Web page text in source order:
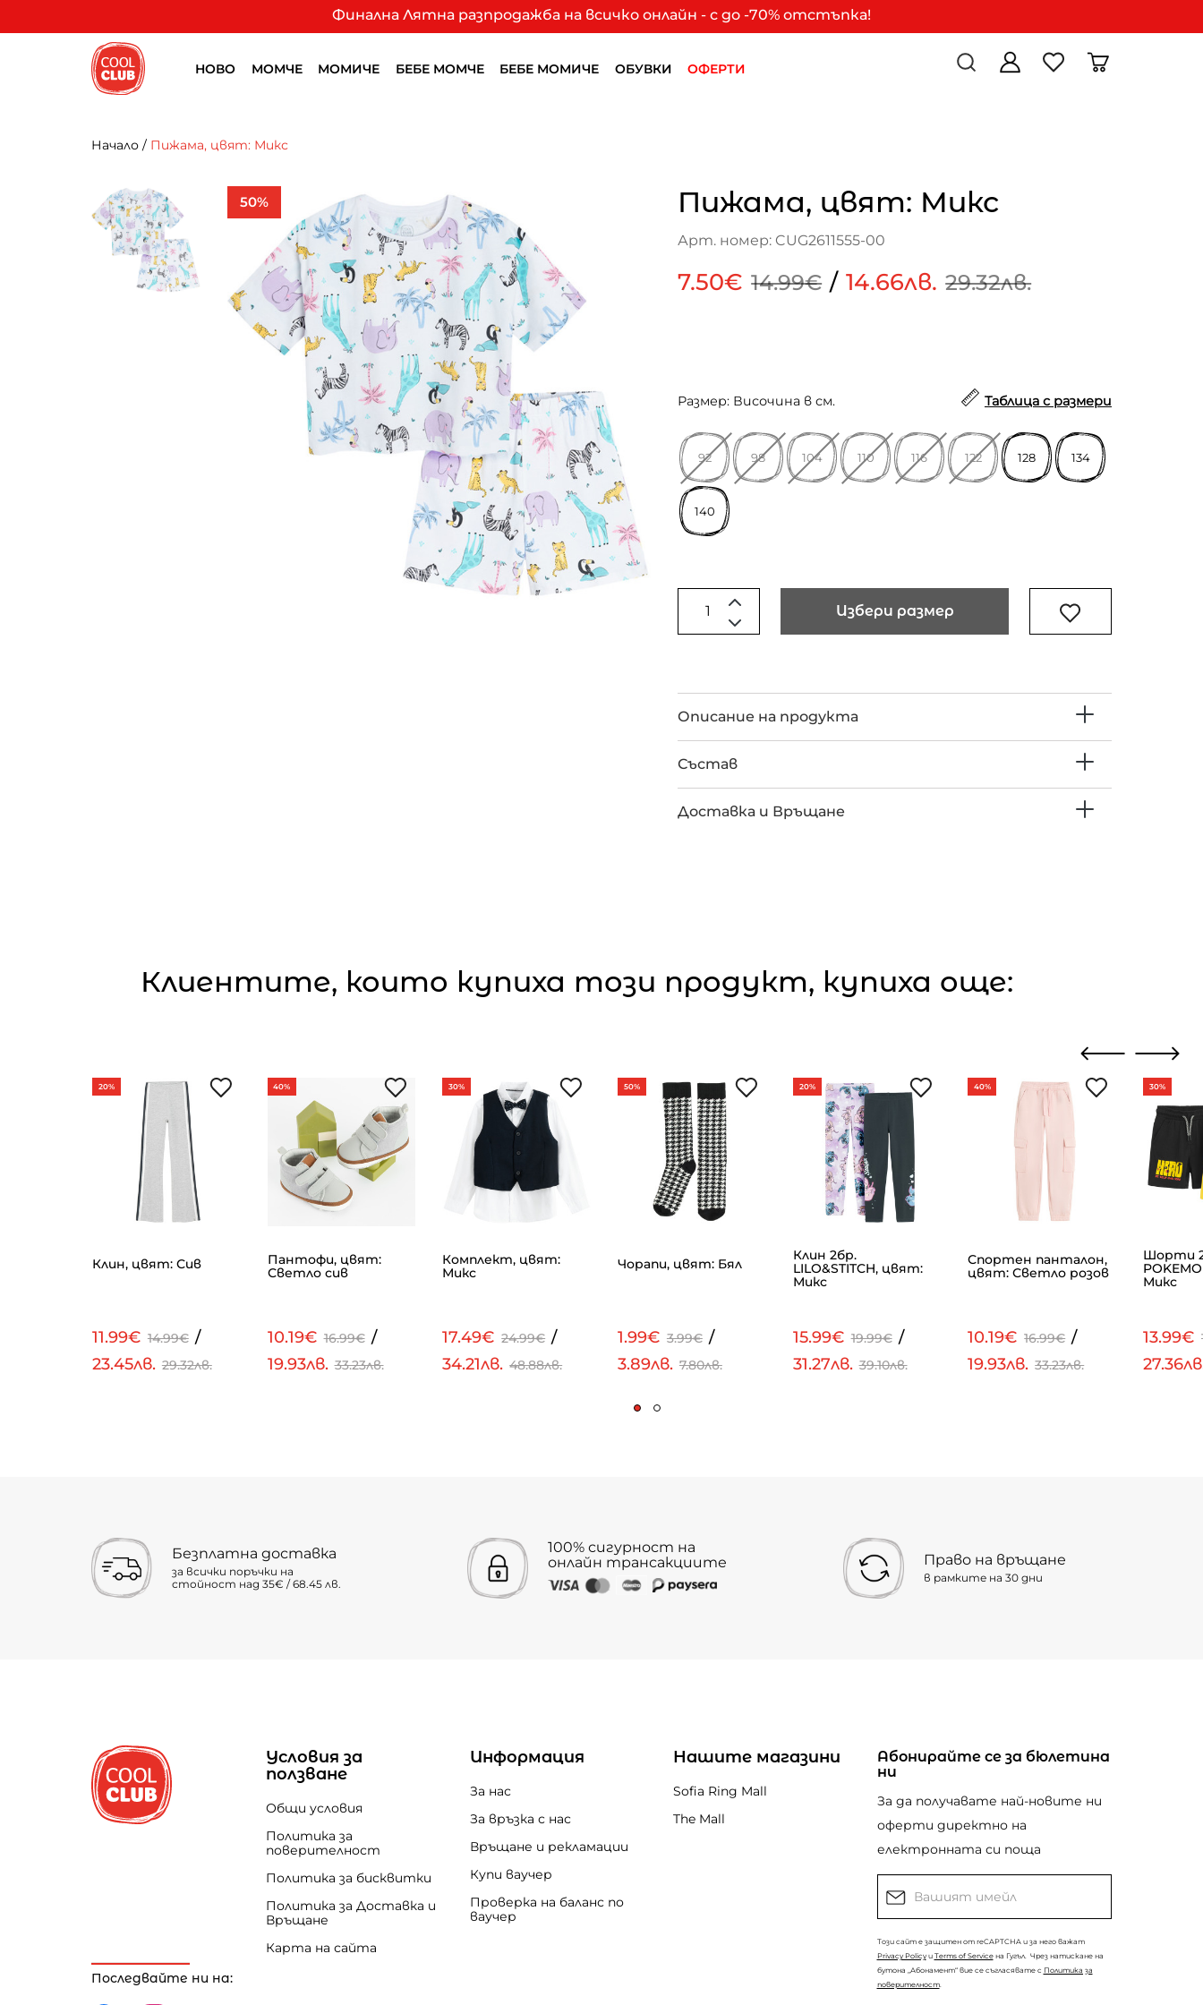
Финална Лятна разпродажба на всичко онлайн - с до -70% отстъпка!
НОВО МОМЧЕ МОМИЧЕ БЕБЕ МОМЧЕ БЕБЕ МОМИЧЕ ОБУВКИ ОФЕРТИ
Начало / Пижама, цвят: Микс
50% Пижама, цвят: Микс
Арт. номер: CUG2611555-00
7.50€ 14.99€ / 14.66лв. 29.32лв.
Размер: Височина в см. Таблица с размери
92 98 104 110 116 122 128 134
140
Избери размер
Описание на продукта
Състав
Доставка и Връщане
Клиентите, които купиха този продукт, купиха още:
20%
Клин, цвят: Сив
11.99€ 14.99€ /
23.45лв. 29.32лв.
40%
Пантофи, цвят:
Светло сив
10.19€ 16.99€ /
19.93лв. 33.23лв.
30%
Комплект, цвят:
Микс
17.49€ 24.99€ /
34.21лв. 48.88лв.
50%
Чорапи, цвят: Бял
1.99€ 3.99€ /
3.89лв. 7.80лв.
20%
Клин 2бр.
LILO&STITCH, цвят:
Микс
15.99€ 19.99€ /
31.27лв. 39.10лв.
40%
Спортен панталон,
цвят: Светло розов
10.19€ 16.99€ /
19.93лв. 33.23лв.
30%
Шорти
Микс
13.99€
Безплатна доставка
за всички поръчки на
стойност над 35€ / 68.45 лв.
100% сигурност на
онлайн трансакциите
Право на връщане
в рамките на 30 дни
Последвайте ни на:
Условия за
ползване
Общи условия
Политика за
поверителност
Политика за бисквитки
Политика за Доставка и
Връщане
Карта на сайта
Информация
За нас
За връзка с нас
Връщане и рекламации
Купи ваучер
Проверка на баланс по
ваучер
Нашите магазини
Sofia Ring Mall
The Mall
Абонирайте се за бюлетина
ни
За да получавате най-новите ни
оферти директно на
електронната си поща
Този сайт е защитен от reCAPTCHA и за него важат
Privacy Policyи Terms of Serviceна Гугъл. Чрез натискане на
бутона „Абонамент“ вие се съгласявате с Политика за
поверителност.